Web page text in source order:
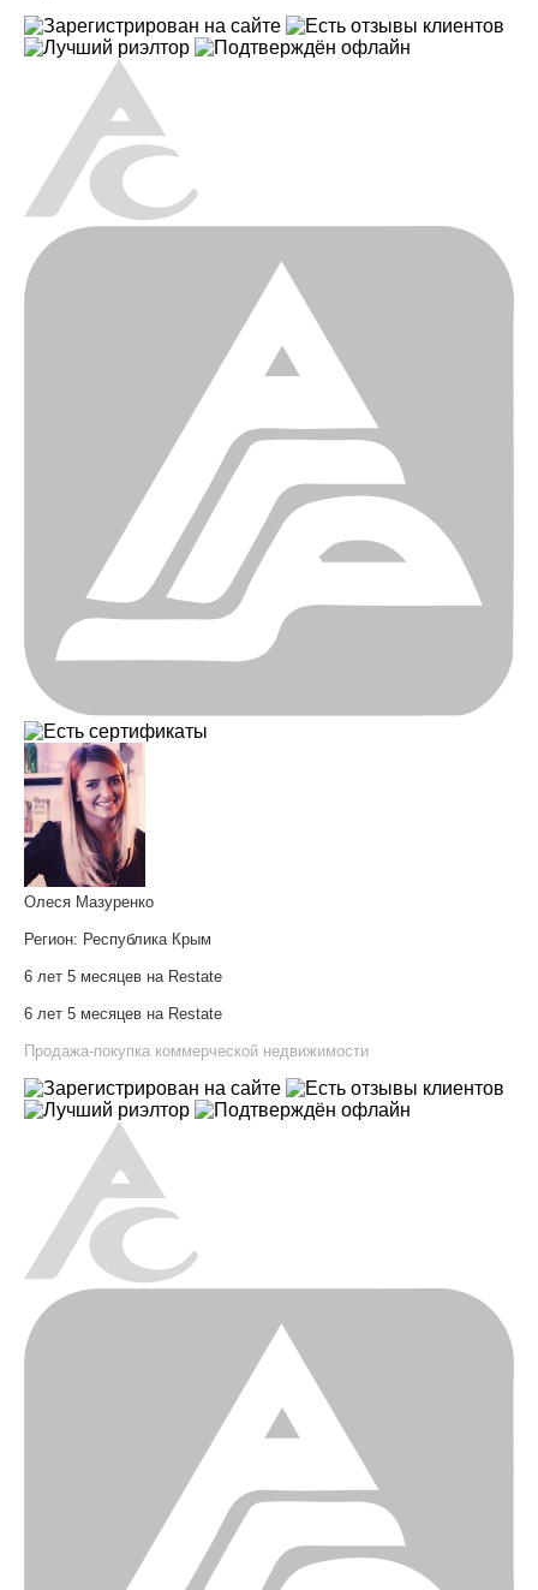
Олеся Мазуренко
Регион: Республика Крым
6 лет 5 месяцев на Restate
6 лет 5 месяцев на Restate
Продажа-покупка коммерческой недвижимости